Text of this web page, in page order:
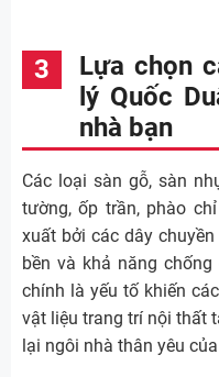
Lựa chọn
lý Quốc
nhà bạn
Các loại sàn gỗ, sàn
tường, ốp trần, phào
xuất bởi các dây
bền và khả năng
chính là yếu tố khiến
vật liệu trang trí nội thất
lại ngôi nhà thân yêu